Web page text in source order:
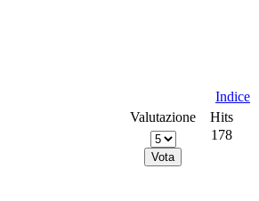
Indice
Valutazione
Hits
178